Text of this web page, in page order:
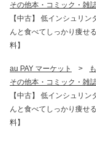
その他本・コミック・雑
【中古】 低インシュリ
んと食べてしっかり痩せ
料】
au PAY マーケット >
その他本・コミック・雑
【中古】 低インシュリ
んと食べてしっかり痩せ
料】